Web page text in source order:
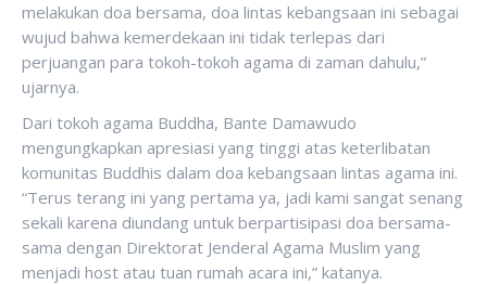
melakukan doa bersama, doa lintas kebangsaan ini sebagai
wujud bahwa kemerdekaan ini tidak terlepas dari
perjuangan para tokoh-tokoh agama di zaman dahulu,”
ujarnya.
Dari tokoh agama Buddha, Bante Damawudo
mengungkapkan apresiasi yang tinggi atas keterlibatan
komunitas Buddhis dalam doa kebangsaan lintas agama ini.
“Terus terang ini yang pertama ya, jadi kami sangat senang
sekali karena diundang untuk berpartisipasi doa bersama-
sama dengan Direktorat Jenderal Agama Muslim yang
menjadi host atau tuan rumah acara ini,” katanya.